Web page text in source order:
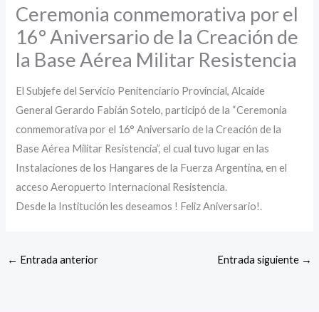
Ceremonia conmemorativa por el
16° Aniversario de la Creación de
la Base Aérea Militar Resistencia
El Subjefe del Servicio Penitenciario Provincial, Alcaide
General Gerardo Fabián Sotelo, participó de la “Ceremonia
conmemorativa por el 16° Aniversario de la Creación de la
Base Aérea Militar Resistencia”, el cual tuvo lugar en las
Instalaciones de los Hangares de la Fuerza Argentina, en el
acceso Aeropuerto Internacional Resistencia.
Desde la Institución les deseamos ! Feliz Aniversario!.
← Entrada anterior Entrada siguiente →